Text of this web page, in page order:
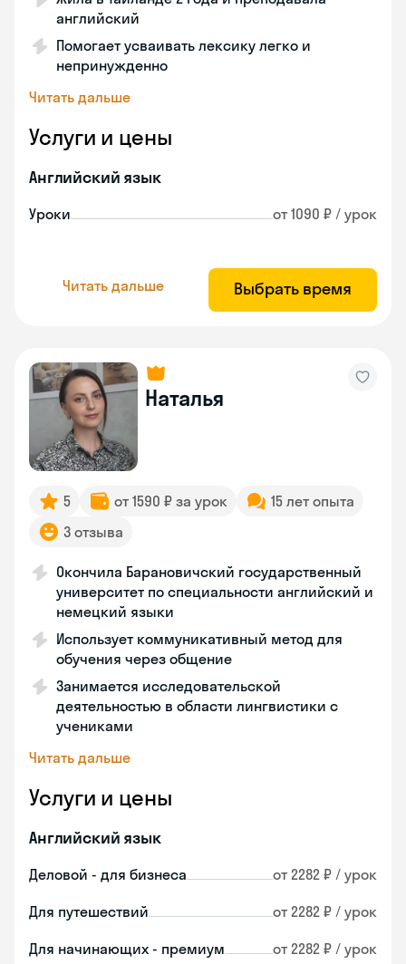
английский
Помогает усваивать лексику легко и
непринужденно
Читать дальше
Услуги и цены
Английский язык
Уроки от 1090 ₽ / урок
Читать дальше Выбрать время
Наталья
5 от 1590 ₽ за урок
15 лет опыта
3 отзыва
Окончила Барановичский государственный
университет по специальности английский и
немецкий языки
Использует коммуникативный метод для
обучения через общение
Занимается исследовательской
деятельностью в области лингвистики с
учениками
Читать дальше
Услуги и цены
Английский язык
Деловой - для бизнеса от 2282 ₽ / урок
Для путешествий от 2282 ₽ / урок
Для начинающих - премиум от 2282 ₽ / урок